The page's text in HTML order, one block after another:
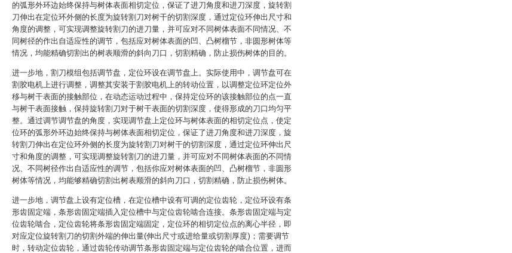
的弧形外环边始终保持与树体表面相切定位，保证了进刀角度和进刀深度，旋转割
刀伸出在定位环外侧的长度为旋转割刀对树干的切割深度，通过定位环伸出尺寸和
角度的调整，可实现调整旋转割刀的进刀量，并可应对不同树体表面不同情况、不
同树径的作出自适应性的调节，包括应对树体表面的凹、凸树榴节，非圆形树体等
情况，均能精确切割出的树表顺滑的斜向刀口，切割精确，防止损伤树体的目的。
进一步地，割刀模组包括调节盘，定位环设在调节盘上。实际使用中，调节盘可在
割胶电机上进行调整，调整其安装于割胶电机上的转动位置，以调整定位环定位外
移与树干表面的接触部位，在动态运动过程中，保持定位环的该接触部位的点一直
与树干表面接触，保持旋转割刀对于树干表面的切割深度，使得形成的刀口均匀平
整。通过调节调节盘的角度，实现调节盘上定位环与树体表面的相切定位点，使定
位环的弧形外环边始终保持与树体表面相切定位，保证了进刀角度和进刀深度，旋
转割刀伸出在定位环外侧的长度为旋转割刀对树干的切割深度，通过定位环伸出尺
寸和角度的调整，可实现调整旋转割刀的进刀量，并可应对不同树体表面的不同情
况、不同树径作出自适应性的调节，包括你应对树体表面的凹、凸树榴节，非圆形
树体等情况，均能够精确切割出树表顺滑的斜向刀口，切割精确，防止损伤树体。
进一步地，调节盘上设有定位槽，在定位槽中设有可调的定位齿轮，定位环设有条
形齿固定端，条形齿固定端插入定位槽中与定位齿轮啮合连接。条形齿固定端与定
位齿轮啮合，定位齿轮将条形齿固定端固定，定位环的相切定位点的离心半径，即
对应定位旋转割刀的切割外端的伸出量(伸出尺寸或进给量或切割厚度)；需要调节
时，转动定位齿轮，通过齿轮传动调节条形齿固定端与定位齿轮的啮合位置，进而